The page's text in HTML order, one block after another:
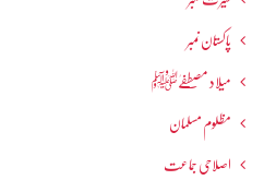
پاکستان نمبر
میلاد مصطفےٰﷺ
مظلوم مسلمان
اصلاحی جماعت